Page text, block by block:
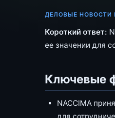
ДЕЛОВЫЕ НОВОСТИ
Короткий ответ:
ее значении для
Ключевые
NACCIMA